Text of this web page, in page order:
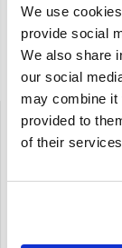
We use
provide social
We also share
our social
may combine it
provided to
of their
OE referentie
Gerelateerde